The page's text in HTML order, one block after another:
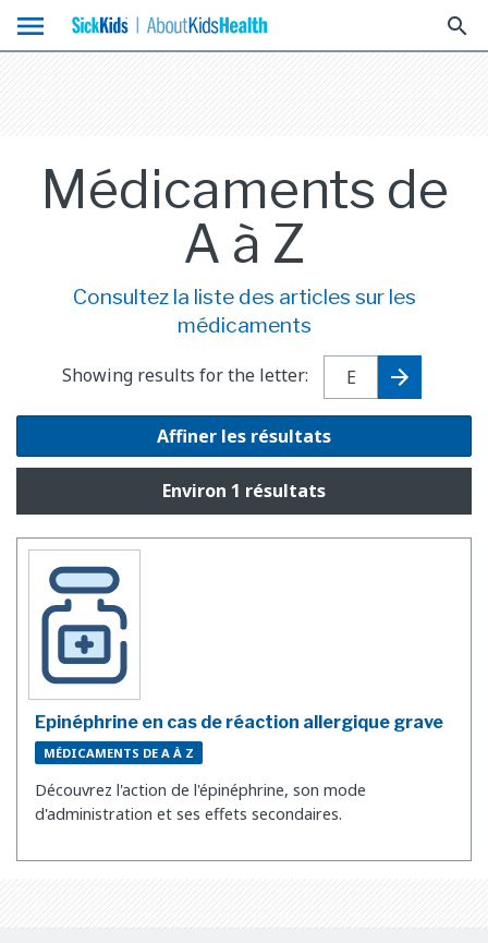
menu search
Médicaments de
A à Z
Consultez la liste des articles sur les
médicaments
Showing results for the letter:
Affiner les résultats
Environ 1 résultats
Epinéphrine en cas de réaction allergique grave
MÉDICAMENTS DE A À Z
Découvrez l'action de l'épinéphrine, son mode
d'administration et ses effets secondaires.